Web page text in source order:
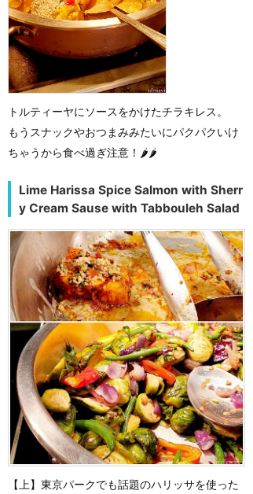
トルティーヤにソースをかけたチラキレス。
もうスナックやおつまみみたいにパクパクいけ
ちゃうから食べ過ぎ注意！🌶️🌶️
Lime Harissa Spice Salmon with Sherr
y Cream Sause with Tabbouleh Salad
【上】東京パークでも話題のハリッサを使った